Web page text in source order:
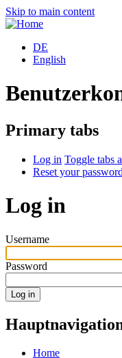
Skip to main content
DE
English
Primary tabs
Log in Toggle tabs
Reset your password
Log in
Username
Password
Home